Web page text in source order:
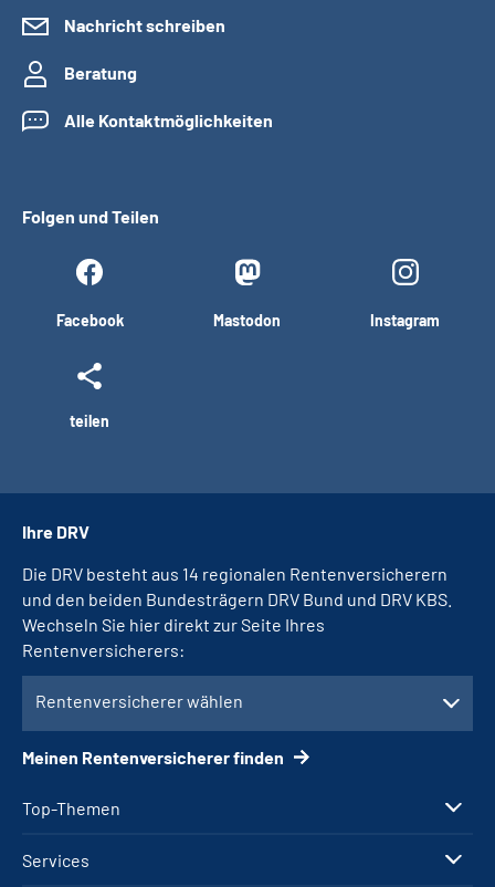
Nachricht schreiben
Beratung
Alle Kontaktmöglichkeiten
Folgen und Teilen
Facebook Mastodon Instagram
teilen
Top-Themen
Services
Ihre DRV
Die DRV besteht aus 14 regionalen Rentenversicherern
und den beiden Bundesträgern DRV Bund und DRV KBS.
Wechseln Sie hier direkt zur Seite Ihres
Rentenversicherers:
Rentenversicherer wählen
Meinen Rentenversicherer finden